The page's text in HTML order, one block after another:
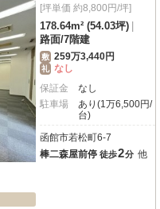
[坪単価 約8,800円/坪]
178.64m² (54.03坪)
路面/7階建
敷 259万3,440円
礼 なし
保証金
なし
駐車場
あり(1万6,500円/
台)
函館市若松町6-7
棒二森屋前停 徒歩2分 他